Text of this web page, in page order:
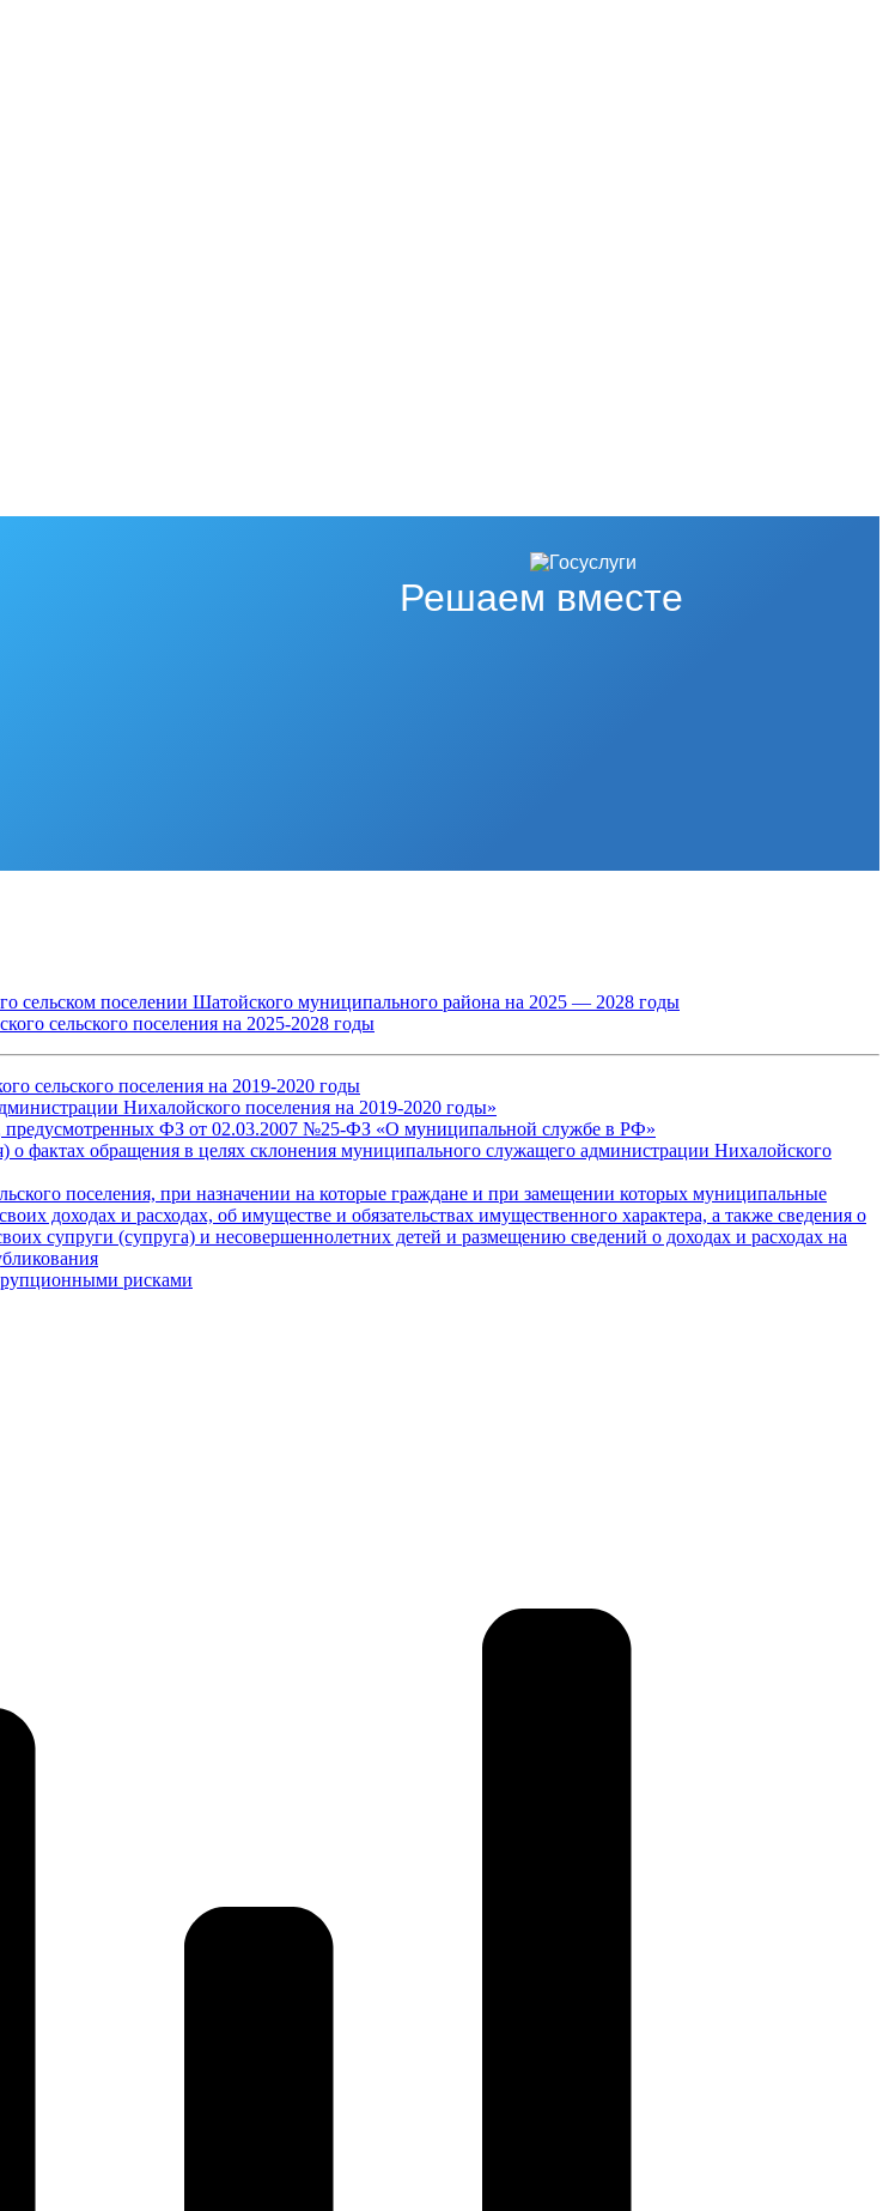
Решаем вместе
поселении Шатойского муниципального района на 2025 — 2028 годы
сельского поселения на 2025-2028 годы
сельского поселения на 2019-2020 годы
Нихалойского поселения на 2019-2020 годы»
ФЗ от 02.03.2007 №25-ФЗ «О муниципальной службе в РФ»
о фактах обращения в целях склонения муниципального служащего администрации Нихалойского
поселения, при назначении на которые граждане и при замещении которых муниципальные
доходах и расходах, об имуществе и обязательствах имущественного характера, а также сведения о
супруги (супруга) и несовершеннолетних детей и размещению сведений о доходах и расходах на
рисками